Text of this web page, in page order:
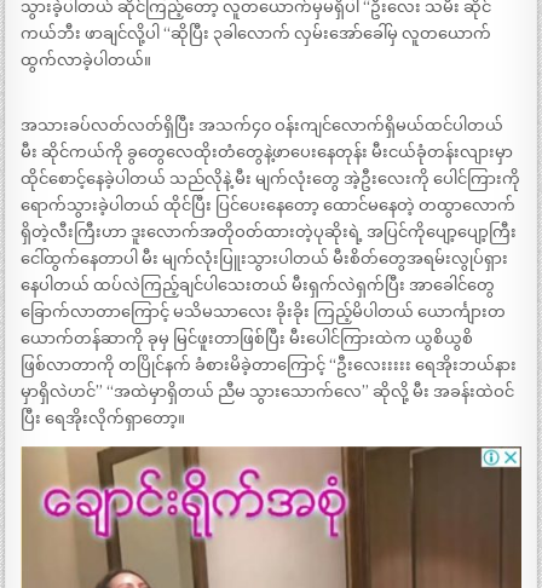
သွားခဲ့ပါတယ် ဆိုင်ကြည့်တော့ လူတယောက်မှမရှိပါ “ဦးလေး သမီး ဆိုင်
ကယ်ဘီး ဖာချင်လို့ပါ “ဆိုပြီး ၃ခါလောက် လှမ်းအော်ခေါ်မှ လူတယောက်
ထွက်လာခဲ့ပါတယ်။
အသားခပ်လတ်လတ်ရှိပြီး အသက်၄၀ ဝန်းကျင်လောက်ရှိမယ်ထင်ပါတယ်
မီး ဆိုင်ကယ်ကို ခွတွေလေထိုးတံတွေနဲ့ဖာပေးနေတုန်း မီးငယ်ခုံတန်းလျားမှာ
ထိုင်စောင့်နေခဲ့ပါတယ် သည်လိုနဲ့ မီး မျက်လုံးတွေ အဲ့ဦးလေးကို ပေါင်ကြားကို
ရောက်သွားခဲ့ပါတယ် ထိုင်ပြီး ပြင်ပေးနေတော့ ထောင်မနေတဲ့ တထွာလောက်
ရှိတဲ့လီးကြီးဟာ ဒူးလောက်အတိုဝတ်ထားတဲ့ပုဆိုးရဲ့ အပြင်ကိုပျော့ပျော့ကြီး
ငေါ်ထွက်နေတာပါ မီး မျက်လုံးပြူးသွားပါတယ် မီးစိတ်တွေအရမ်းလွုပ်ရှား
နေပါတယ် ထပ်လဲကြည့်ချင်ပါသေးတယ် မီးရှက်လဲရှက်ပြီး အာခေါင်တွေ
ခြောက်လာတာကြောင့် မသိမသာလေး ခိုးခိုး ကြည့်မိပါတယ် ယောင်္ကျားတ
ယောက်တန်ဆာကို ခုမှ မြင်ဖူးတာဖြစ်ပြီး မီးပေါင်ကြားထဲက ယွစိယွစိ
ဖြစ်လာတာကို တပြိုင်နက် ခံစားမိခဲ့တာကြောင့် “ဦးလေးးးးး ရေအိုးဘယ်နား
မှာရှိလဲဟင်” “အထဲမှာရှိတယ် ညီမ သွားသောက်လေ” ဆိုလို့ မီး အခန်းထဲဝင်
ပြီး ရေအိုးလိုက်ရှာတော့။